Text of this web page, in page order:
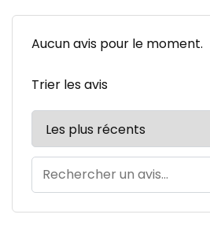
Aucun avis pour le moment.
Trier les avis